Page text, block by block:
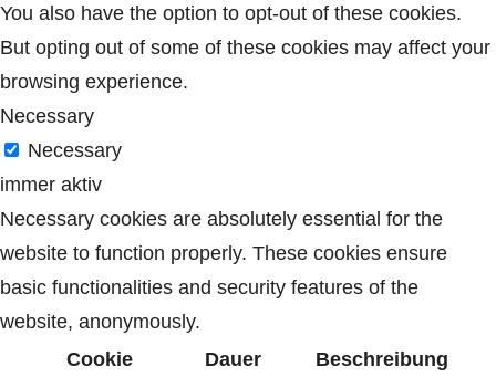
You also have the option to opt-out of these cookies.
But opting out of some of these cookies may affect your
browsing experience.
Necessary
Necessary
immer aktiv
Necessary cookies are absolutely essential for the
website to function properly. These cookies ensure
basic functionalities and security features of the
website, anonymously.
Cookie
Dauer
Beschreibung